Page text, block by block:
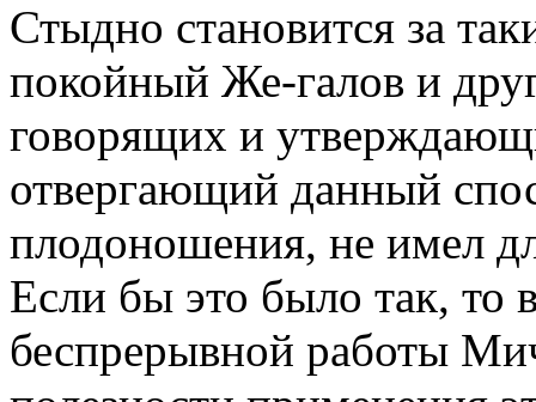
Стыдно становится за
покойный Же-галов и
говорящих и
отвергающий данный
плодоношения, не имел
Если бы это было так, то
беспрерывной работы